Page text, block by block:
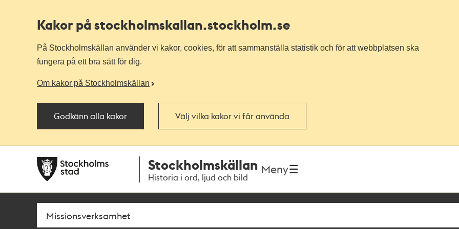
Kakor på stockholmskallan.stockholm.se
På Stockholmskällan använder vi kakor, cookies, för att sammanställa statistik och för att webbplatsen ska
fungera på ett bra sätt för dig.
Om kakor på Stockholmskällan
Godkänn alla kakor Välj vilka kakor vi får använda
navigationen
huvudinnehållet
Stockholmskällan
Historia i ord, ljud och bild
Meny
Sök